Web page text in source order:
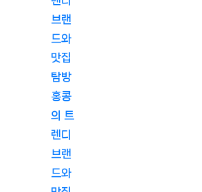
브랜
드와
맛집
탐방
홍콩
의 트
렌디
브랜
드와